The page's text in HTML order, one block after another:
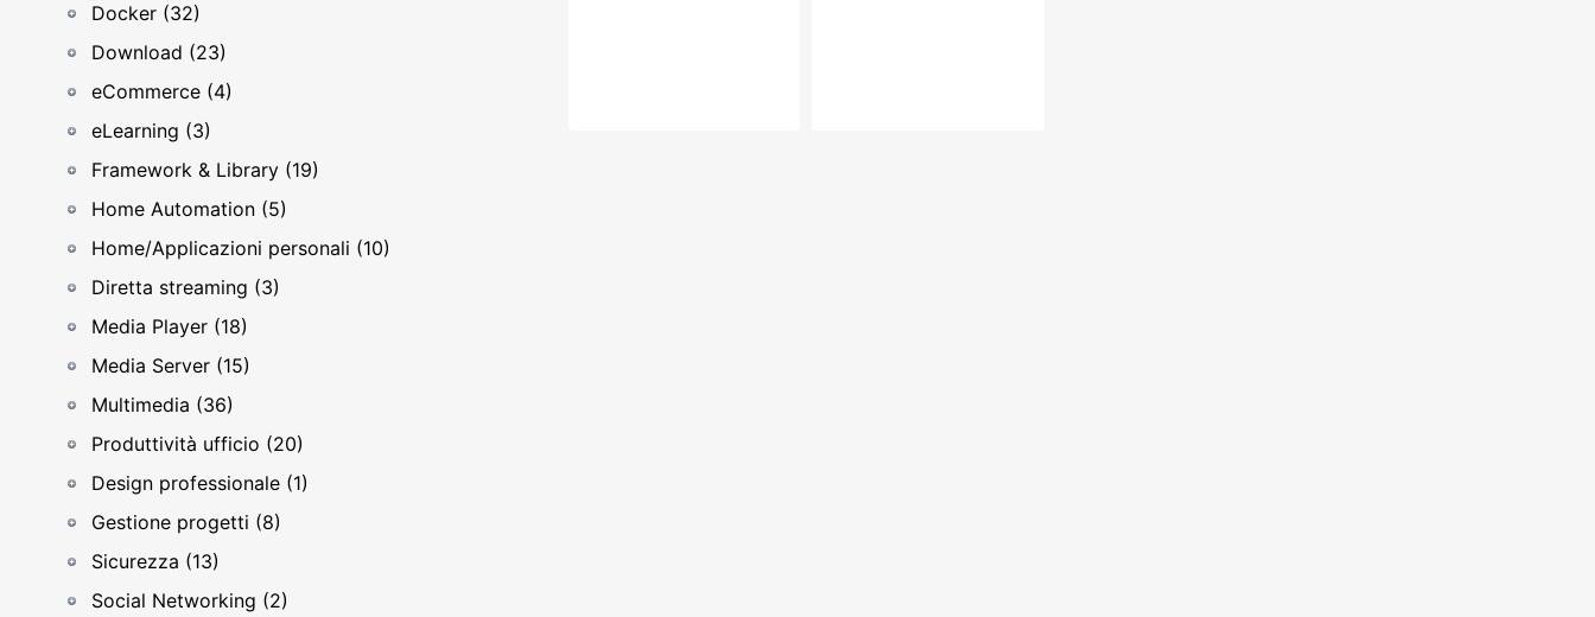
Docker (32)
Download (23)
eCommerce (4)
eLearning (3)
Framework & Library (19)
Home Automation (5)
Home/Applicazioni personali (10)
Diretta streaming (3)
Media Player (18)
Media Server (15)
Multimedia (36)
Produttività ufficio (20)
Design professionale (1)
Gestione progetti (8)
Sicurezza (13)
Social Networking (2)